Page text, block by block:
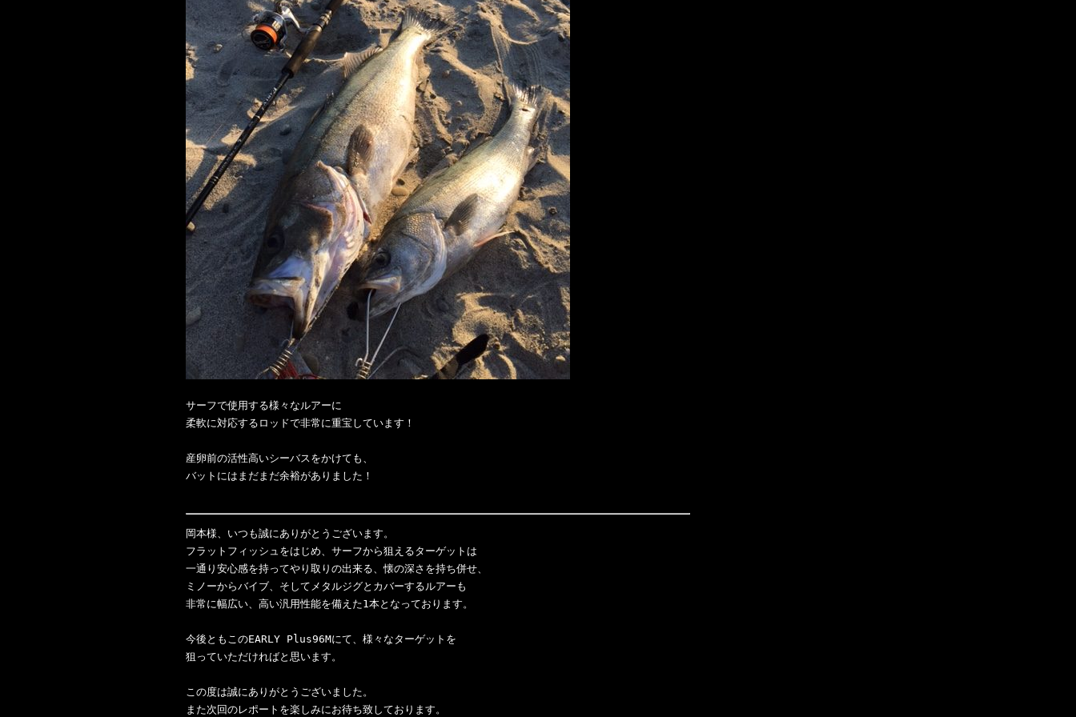
サーフで使用する様々なルアーに
柔軟に対応するロッドで非常に重宝しています！
産卵前の活性高いシーバスをかけても、
バットにはまだまだ余裕がありました！
岡本様、いつも誠にありがとうございます。
フラットフィッシュをはじめ、サーフから狙えるターゲットは
一通り安心感を持ってやり取りの出来る、懐の深さを持ち併せ、
ミノーからバイブ、そしてメタルジグとカバーするルアーも
非常に幅広い、高い汎用性能を備えた1本となっております。
今後ともこのEARLY Plus96Mにて、様々なターゲットを
狙っていただければと思います。
この度は誠にありがとうございました。
また次回のレポートを楽しみにお待ち致しております。